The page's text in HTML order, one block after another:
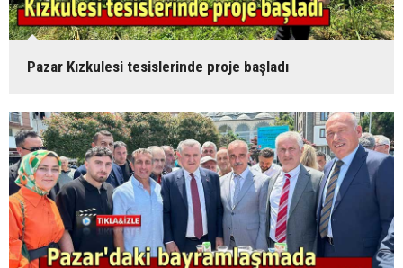
Pazar Kızkulesi tesislerinde proje başladı